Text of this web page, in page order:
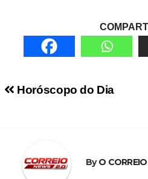
Navegação de
Horóscopo do Dia
ByO